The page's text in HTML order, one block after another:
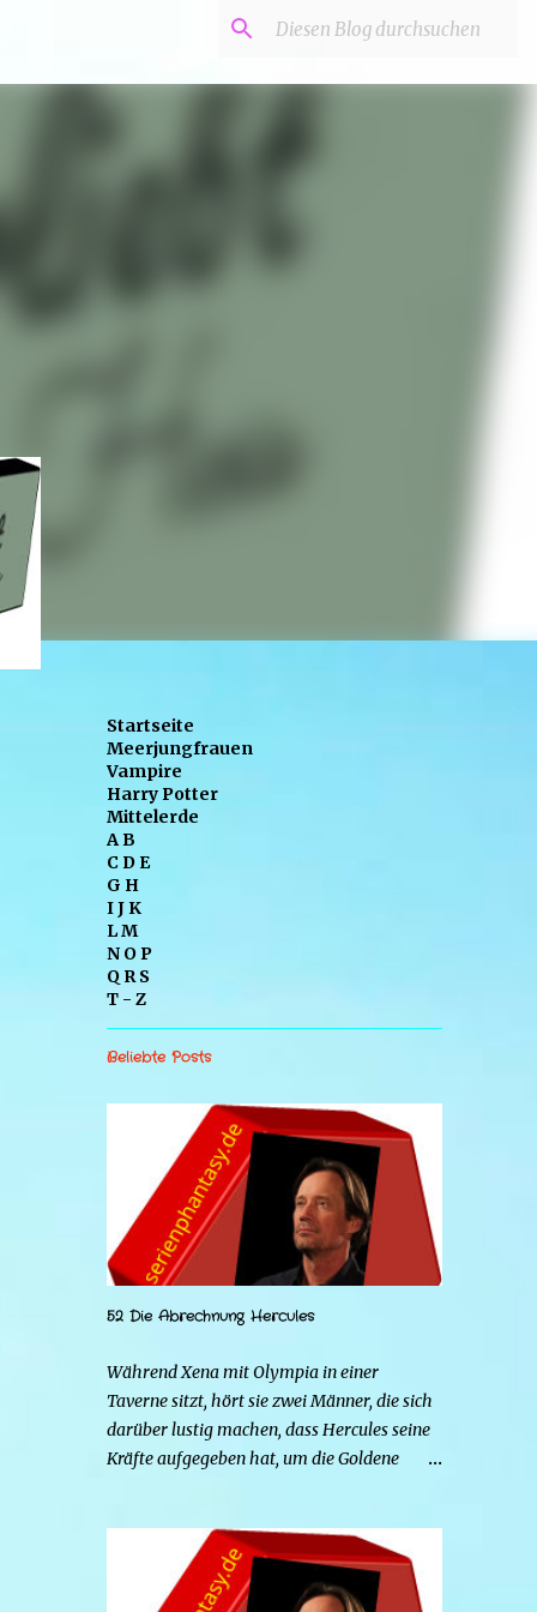
Startseite
Meerjungfrauen
Vampire
Harry Potter
Mittelerde
A B
C D E
G H
I J K
L M
N O P
Q R S
T - Z
Beliebte Posts
52 Die Abrechnung Hercules
Während Xena mit Olympia in einer
Taverne sitzt, hört sie zwei Männer, die sich
darüber lustig machen, dass Hercules seine
Kräfte aufgegeben hat, um die Goldene
Grund zu gehen. Tatsächlich handelt es sich
bei den beiden Männern um Mars und Strife.
Serena ist glücklich mit ihrem neuen Leben